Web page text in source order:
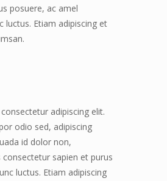
posuere, ac amel
luctus. Etiam adipiscing et
adipiscing elit.
odio sed, adipiscing
id dolor non,
sapien et purus
luctus. Etiam adipiscing